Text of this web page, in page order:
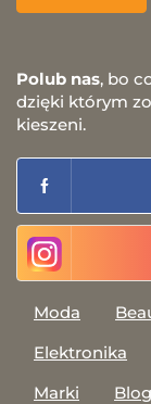
Polub nas, bo
dzięki którym
kieszeni.
Moda
Elektronika
Marki
Blog